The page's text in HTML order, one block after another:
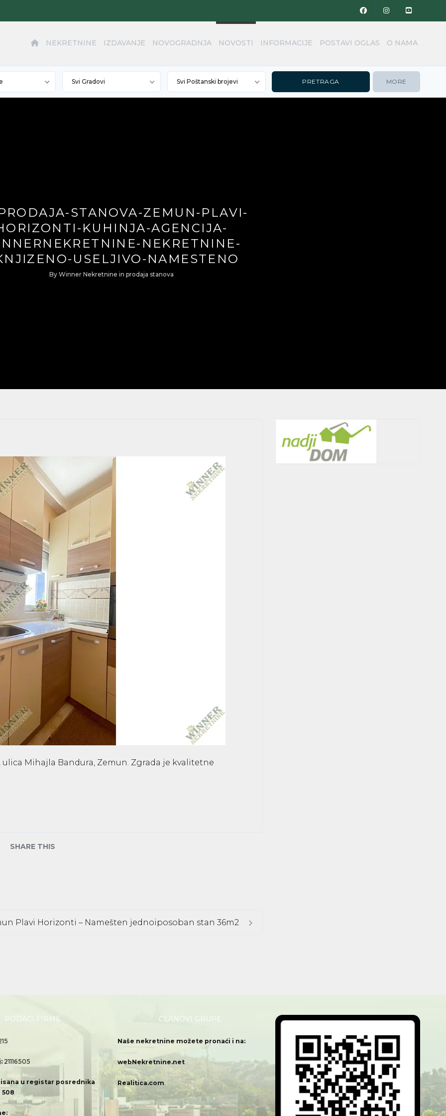
NEKRETNINE IZDAVANJE NOVOGRADNJA NOVOSTI INFORMACIJE POSTAVI OGLAS O NAMA
Svi Gradovi Svi Poštanski brojevi MORE
STANOVA-ZEMUN-PLAVI-
KUHINJA-AGENCIJA-
NEKRETNINE-
USELJIVO-NAMESTENO
By Winner Nekretnine in prodaja stanova
Mihajla Bandura, Zemun. Zgrada je kvalitetne
SHARE THIS
Plavi Horizonti – Namešten jednoiposoban stan 36m2
PODACI FIRME
21116505
u registar posrednika
ČLANOVI GRUPE
Naše nekretnine možete pronaći i na:
webNekretnine.net
Realitica.com